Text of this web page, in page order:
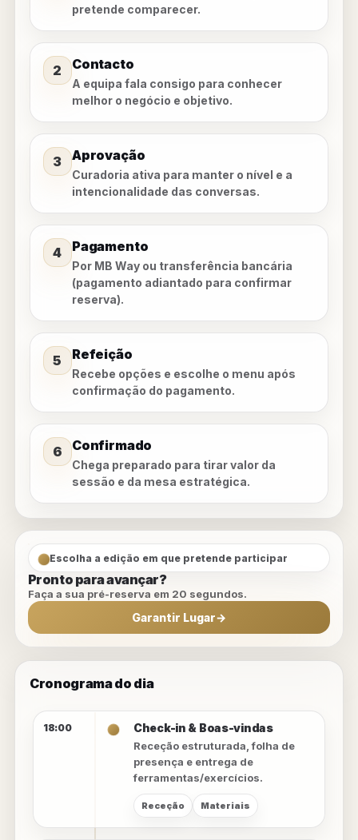
pretende comparecer.
2 Contacto
A equipa fala consigo para conhecer
melhor o negócio e objetivo.
3 Aprovação
Curadoria ativa para manter o nível e a
intencionalidade das conversas.
4 Pagamento
Por MB Way ou transferência bancária
(pagamento adiantado para confirmar
reserva).
5 Refeição
Recebe opções e escolhe o menu após
confirmação do pagamento.
6 Confirmado
Chega preparado para tirar valor da
sessão e da mesa estratégica.
Escolha a edição em que pretende participar
Pronto para avançar?
Faça a sua pré-reserva em 20 segundos.
Garantir Lugar→
Cronograma do dia
18:00 Check-in & Boas-vindas
Receção estruturada, folha de
presença e entrega de
ferramentas/exercícios.
Receção Materiais